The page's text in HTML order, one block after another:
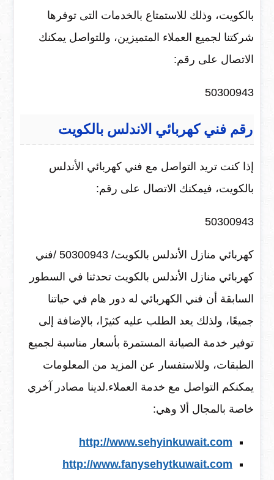
بالكويت، وذلك للاستمتاع بالخدمات التى توفرها
شركتنا لجميع العملاء المتميزين، وللتواصل يمكنك
الاتصال على رقم:
50300943
رقم فني كهربائي الاندلس بالكويت
إذا كنت تريد التواصل مع فني كهربائي الأندلس
بالكويت، فيمكنك الاتصال على رقم:
50300943
كهربائي منازل الأندلس بالكويت/ ‎50300943 /فني
كهربائي منازل الأندلس بالكويت تحدثنا في السطور
السابقة أن فني الكهربائي له دور هام في حياتنا
جميعًا، ولذلك يعد الطلب عليه كثيرًا، بالإضافة إلى
توفير خدمة الصيانة المستمرة بأسعار مناسبة لجميع
الطبقات، وللاستفسار عن المزيد من المعلومات
يمكنكم التواصل مع خدمة العملاء.لدينا مصادر آخري
خاصة بالمجال ألا وهي:
http://www.sehyinkuwait.com
http://www.fanysehytkuwait.com